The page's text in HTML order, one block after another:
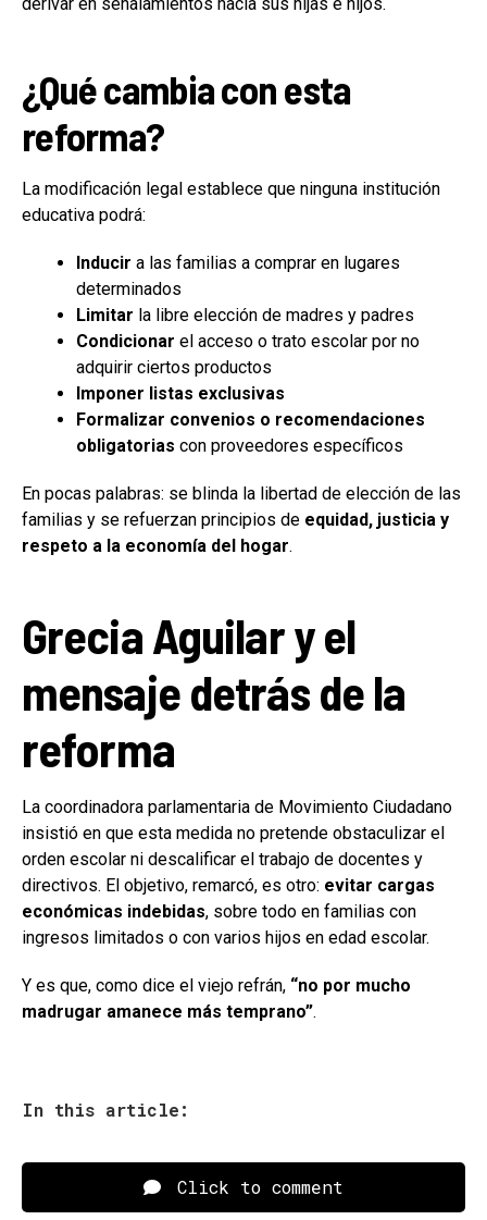
¿Qué cambia con esta
reforma?
La modificación legal establece que ninguna institución
educativa podrá:
Inducir a las familias a comprar en lugares
determinados
Limitar la libre elección de madres y padres
Condicionar el acceso o trato escolar por no
adquirir ciertos productos
Imponer listas exclusivas
Formalizar convenios o recomendaciones
obligatorias con proveedores específicos
En pocas palabras: se blinda la libertad de elección de las
familias y se refuerzan principios de equidad, justicia y
respeto a la economía del hogar.
Grecia Aguilar y el
mensaje detrás de la
reforma
La coordinadora parlamentaria de Movimiento Ciudadano
insistió en que esta medida no pretende obstaculizar el
orden escolar ni descalificar el trabajo de docentes y
directivos. El objetivo, remarcó, es otro: evitar cargas
económicas indebidas, sobre todo en familias con
ingresos limitados o con varios hijos en edad escolar.
Y es que, como dice el viejo refrán, “no por mucho
madrugar amanece más temprano”.
In this article:
Click to comment